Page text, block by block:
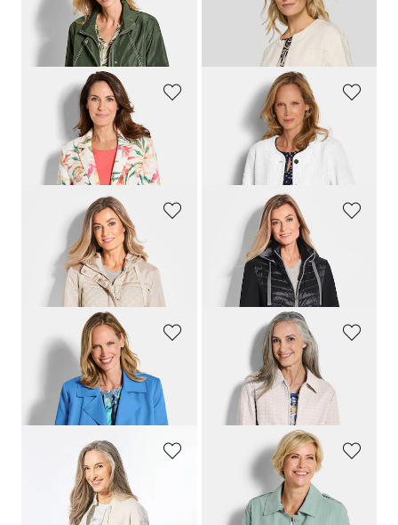
GOLDNER
Veste de pluie déperlante
159,00 CHF279,00 CHF 179,00 CHF
Blazer floral en jersey gaufré
159,00 CHF239,00 CHF
Blazer noble, aspect bouclette
169,00 CHF
259,00 CHF
GOLDNER
Veste matelassée à capuche
179,00 CHF309,00 CHF
GOLDNER
Veste. Pure laine
179,00 CHF309,00 CHF
+ 2
Veste trench avec teneur en coton
179,00 CHF 279,00 CHF
GOLDNER
Veste matelassée au motif gaufré
169,00 CHF279,00 CHF
Blouson classique
159,00 CHF279,00 CHF
Veste trench, aspect froissé
179,00 CHF 309,00 CHF